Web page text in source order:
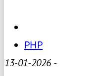
PHP
13-01-2026 -